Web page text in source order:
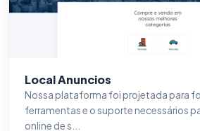
Local Anuncios
Nossa plataforma foi projetada para
ferramentas e o suporte necessários
online de s...